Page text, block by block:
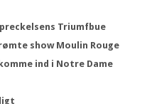
Triumfbue
show Moulin Rouge
ind i Notre Dame